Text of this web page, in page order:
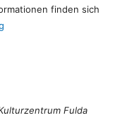
finden sich
Fulda